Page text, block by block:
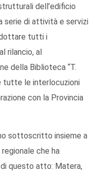
dell’edificio
serie di attività e servizi
tutti i
rilancio, al
della Biblioteca “T.
tutte le interlocuzioni
con la Provincia
sottoscritto insieme a
che ha
questo atto: Matera,